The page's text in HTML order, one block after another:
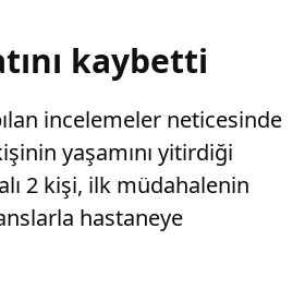
kaybetti
incelemeler neticesinde
yaşamını yitirdiği
2 kişi, ilk müdahalenin
hastaneye